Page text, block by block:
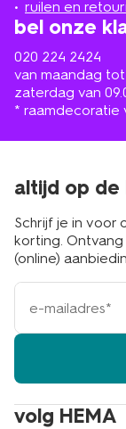
ruilen en
bel onze
020 224 2424
van maandag
zaterdag van
* raamdecoratie
volg HEMA
altijd op de
Schrijf je in voor
korting.
(online)
e-
mailadres